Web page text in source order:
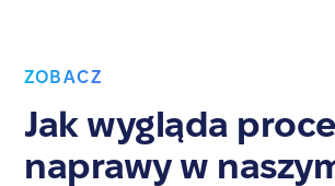
ZOBACZ
Jak wygląda
naprawy w